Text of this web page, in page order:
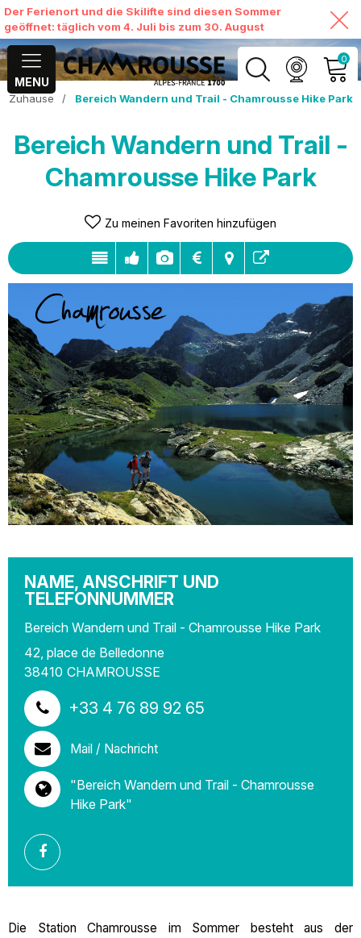
Der Ferienort und die Skilifte sind diesen Sommer
geöffnet: täglich vom 4. Juli bis zum 30. August
MENU
0
MEIN KONTO
MEINEN WARENKORB
Zuhause / Bereich Wandern und Trail - Chamrousse Hike Park
Bereich Wandern und Trail -
Chamrousse Hike Park
Zu meinen Favoriten hinzufügen
NAME, ANSCHRIFT UND
TELEFONNUMMER
Bereich Wandern und Trail - Chamrousse Hike Park
42, place de Belledonne
38410 CHAMROUSSE
+33 4 76 89 92 65
Mail / Nachricht
"Bereich Wandern und Trail - Chamrousse
Hike Park"
Die Station Chamrousse im Sommer besteht aus der